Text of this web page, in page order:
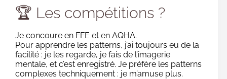
🏆 Les compétitions ?
Je concoure en FFE et en AQHA.
Pour apprendre les patterns, j’ai toujours eu de la
facilité : je les regarde, je fais de l’imagerie
mentale, et c’est enregistré. Je préfère les patterns
complexes techniquement : je m’amuse plus.